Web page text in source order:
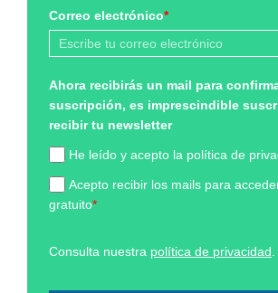
Correo electrónico*
Ahora recibirás un mail para
suscripción, es imprescindible
recibir tu newsletter
He leído y acepto la política de
Acepto recibir los mails para
gratuito*
Consulta nuestra política de privacidad